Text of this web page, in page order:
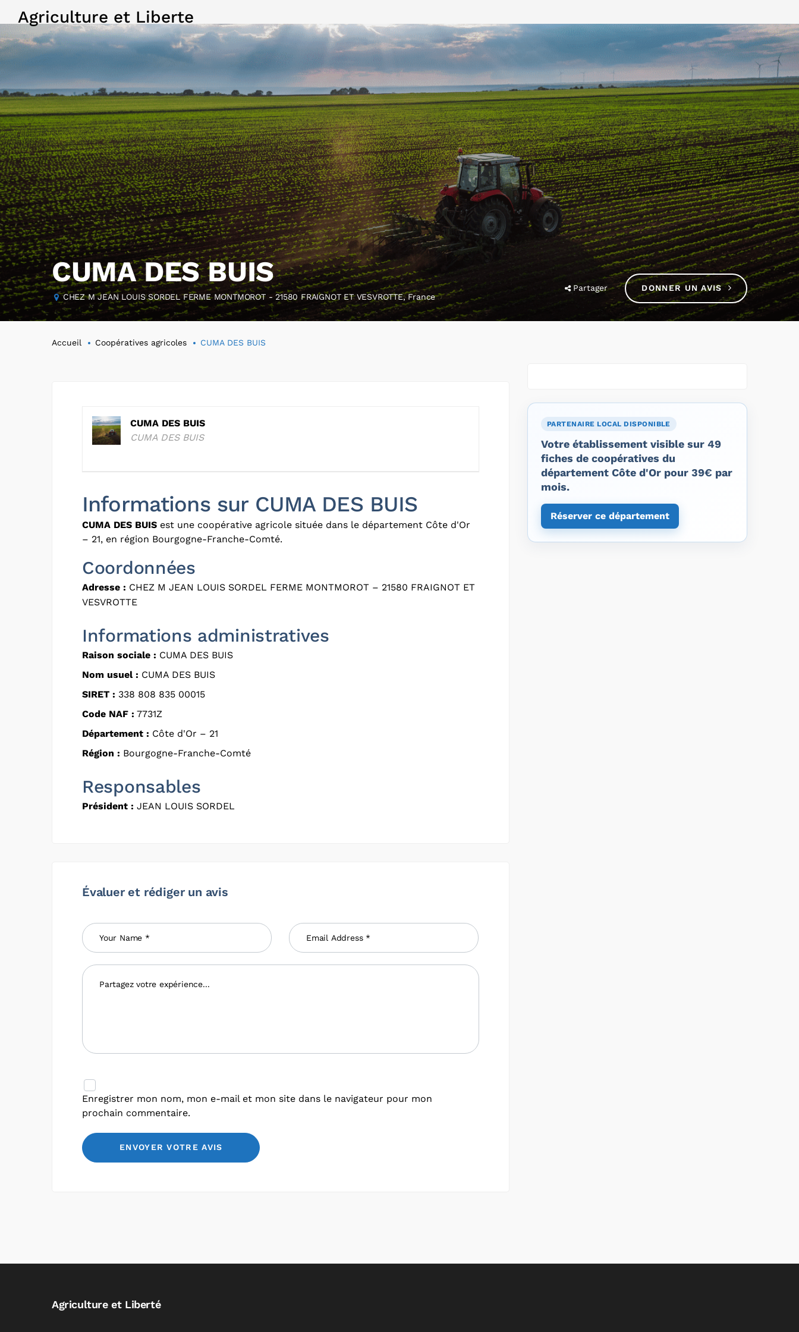
Agriculture et Liberte
CUMA DES BUIS
CHEZ M JEAN LOUIS SORDEL FERME MONTMOROT - 21580 FRAIGNOT ET VESVROTTE, France
Partager DONNER UN AVIS
Accueil Coopératives agricoles CUMA DES BUIS
CUMA DES BUIS
CUMA DES BUIS
Informations sur CUMA DES BUIS
CUMA DES BUIS est une coopérative agricole située dans le département Côte d'Or
– 21, en région Bourgogne-Franche-Comté.
Coordonnées
Adresse : CHEZ M JEAN LOUIS SORDEL FERME MONTMOROT – 21580 FRAIGNOT ET
VESVROTTE
Informations administratives
Raison sociale : CUMA DES BUIS
Nom usuel : CUMA DES BUIS
SIRET : 338 808 835 00015
Code NAF : 7731Z
Département : Côte d'Or – 21
Région : Bourgogne-Franche-Comté
Responsables
Président : JEAN LOUIS SORDEL
Évaluer et rédiger un avis
Enregistrer mon nom, mon e-mail et mon site dans le navigateur pour mon
prochain commentaire.
PARTENAIRE LOCAL DISPONIBLE
Votre établissement visible sur 49
fiches de coopératives du
département Côte d'Or pour 39€ par
mois.
Réserver ce département
Agriculture et Liberté